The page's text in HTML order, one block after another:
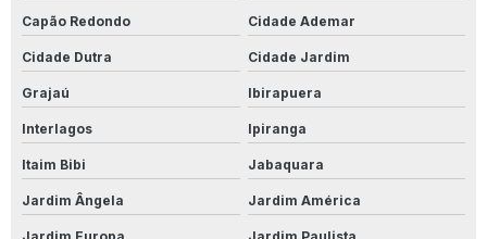
Produto Para Desencardir Porcelanato
Produto Para Impermeabilização De Madeira
Produto Para Impermeabilizar Madeira
Produto Limpa Alumínio
Capão Redondo Cidade Ademar
Cidade Dutra Cidade Jardim
Grajaú Ibirapuera
Interlagos Ipiranga
Itaim Bibi Jabaquara
Jardim Ângela Jardim América